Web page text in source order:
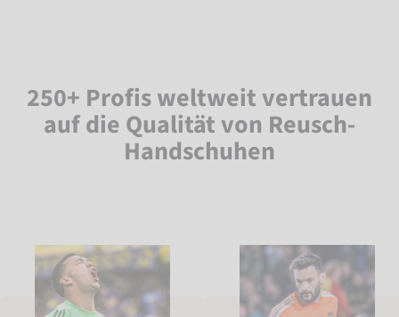
250+ Profis weltweit vertrauen
auf die Qualität von Reusch-
Handschuhen